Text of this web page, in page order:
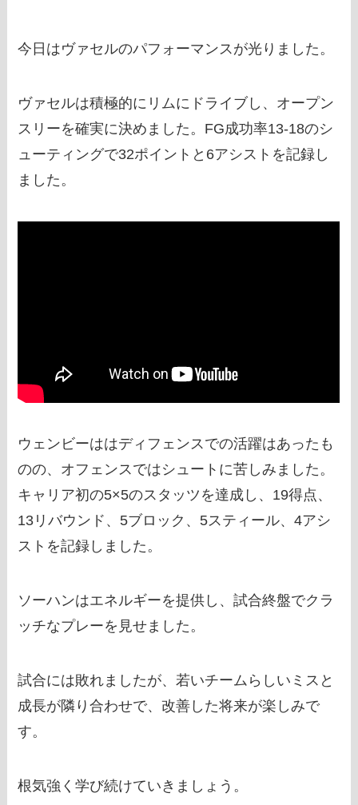
今日はヴァセルのパフォーマンスが光りました。
ヴァセルは積極的にリムにドライブし、オープン
スリーを確実に決めました。FG成功率13-18のシ
ューティングで32ポイントと6アシストを記録し
ました。
ウェンビーははディフェンスでの活躍はあったも
のの、オフェンスではシュートに苦しみました。
キャリア初の5×5のスタッツを達成し、19得点、
13リバウンド、5ブロック、5スティール、4アシ
ストを記録しました。
ソーハンはエネルギーを提供し、試合終盤でクラ
ッチなプレーを見せました。
試合には敗れましたが、若いチームらしいミスと
成長が隣り合わせで、改善した将来が楽しみで
す。
根気強く学び続けていきましょう。